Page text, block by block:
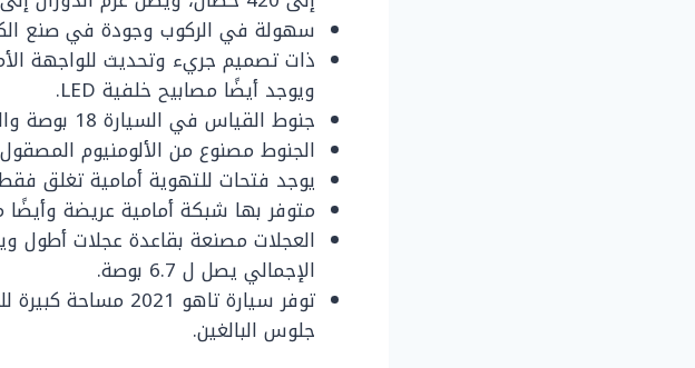
سهولة في الركوب وجودة في صنع
ويوجد أيضًا مصابيح خلفية LED.
جنوط القياس في السيارة 18 بوصة والطراز LS, LT.
الجنوط مصنوع من الألومنيوم المصقول
يوجد فتحات للتهوية أمامية تغلق
متوفر بها شبكة أمامية عريضة
الإجمالي يصل ل 6.7 بوصة.
جلوس البالغين.